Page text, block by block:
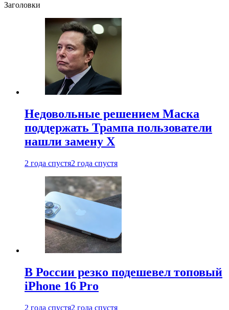
Заголовки
Недовольные решением Маска
поддержать Трампа пользователи
нашли замену X
2 года спустя2 года спустя
В России резко подешевел топовый
iPhone 16 Pro
2 года спустя2 года спустя